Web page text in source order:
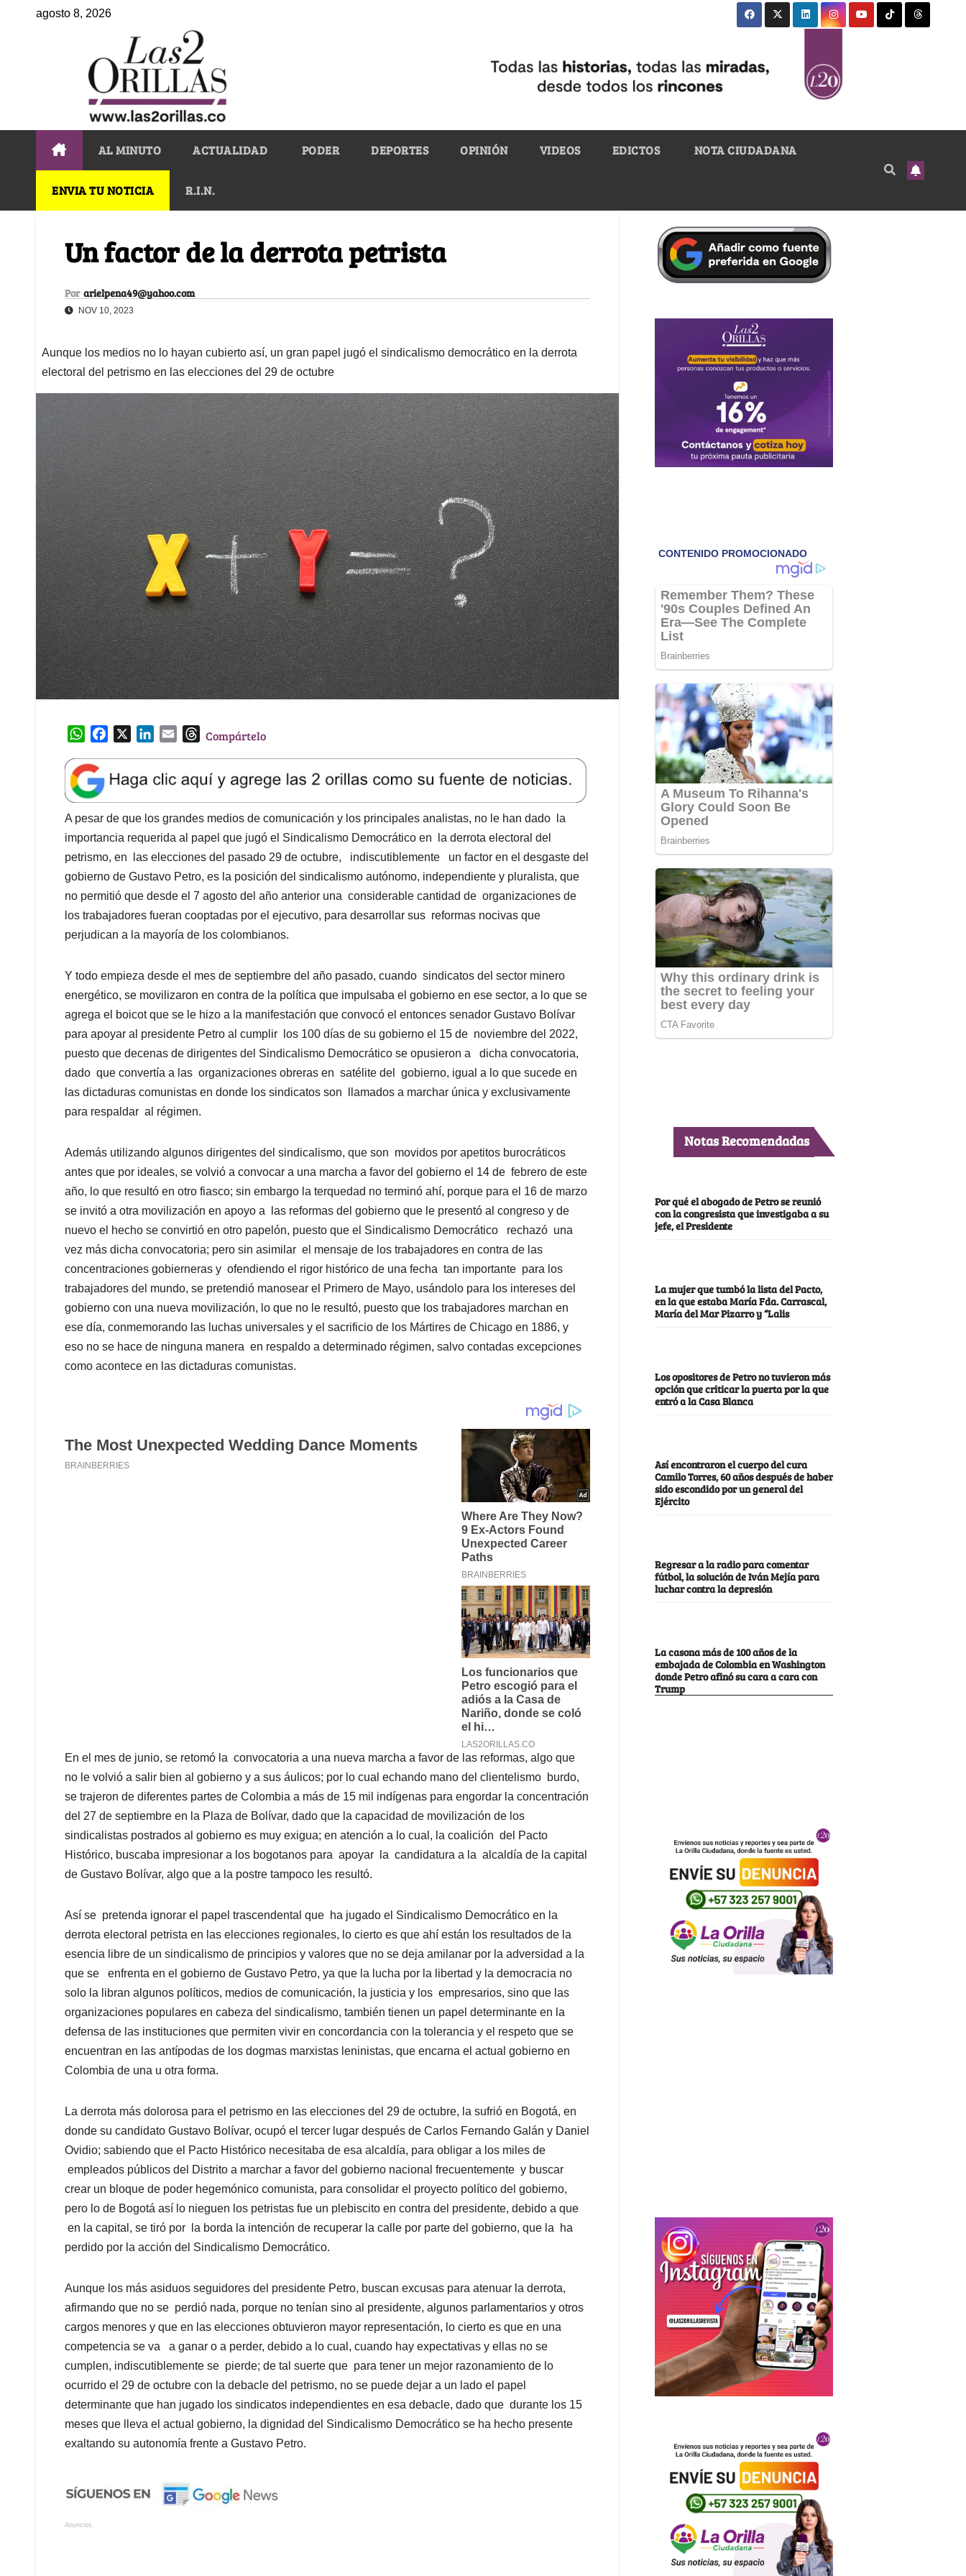
agosto 8, 2026
AL MINUTO ACTUALIDAD PODER DEPORTES OPINIÓN VIDEOS EDICTOS NOTA CIUDADANA
ENVIA TU NOTICIA R.I.N.
Un factor de la derrota petrista
Por arielpena49@yahoo.com
NOV 10, 2023
Aunque los medios no lo hayan cubierto así, un gran papel jugó el sindicalismo democrático en la derrota
electoral del petrismo en las elecciones del 29 de octubre
W
a
t
s
A
p
p
e
b
o
o
k
k
e
d
I
n
l
T
e
a
d
s
Compártelo
A pesar de que los grandes medios de comunicación y los principales analistas, no le han dado la
importancia requerida al papel que jugó el Sindicalismo Democrático en la derrota electoral del
petrismo, en las elecciones del pasado 29 de octubre, indiscutiblemente un factor en el desgaste del
gobierno de Gustavo Petro, es la posición del sindicalismo autónomo, independiente y pluralista, que
no permitió que desde el 7 agosto del año anterior una considerable cantidad de organizaciones de
los trabajadores fueran cooptadas por el ejecutivo, para desarrollar sus reformas nocivas que
perjudican a la mayoría de los colombianos.
Y todo empieza desde el mes de septiembre del año pasado, cuando sindicatos del sector minero
energético, se movilizaron en contra de la política que impulsaba el gobierno en ese sector, a lo que se
agrega el boicot que se le hizo a la manifestación que convocó el entonces senador Gustavo Bolívar
para apoyar al presidente Petro al cumplir los 100 días de su gobierno el 15 de noviembre del 2022,
puesto que decenas de dirigentes del Sindicalismo Democrático se opusieron a dicha convocatoria,
dado que convertía a las organizaciones obreras en satélite del gobierno, igual a lo que sucede en
las dictaduras comunistas en donde los sindicatos son llamados a marchar única y exclusivamente
para respaldar al régimen.
Además utilizando algunos dirigentes del sindicalismo, que son movidos por apetitos burocráticos
antes que por ideales, se volvió a convocar a una marcha a favor del gobierno el 14 de febrero de este
año, lo que resultó en otro fiasco; sin embargo la terquedad no terminó ahí, porque para el 16 de marzo
se invitó a otra movilización en apoyo a las reformas del gobierno que le presentó al congreso y de
nuevo el hecho se convirtió en otro papelón, puesto que el Sindicalismo Democrático rechazó una
vez más dicha convocatoria; pero sin asimilar el mensaje de los trabajadores en contra de las
concentraciones gobierneras y ofendiendo el rigor histórico de una fecha tan importante para los
trabajadores del mundo, se pretendió manosear el Primero de Mayo, usándolo para los intereses del
gobierno con una nueva movilización, lo que no le resultó, puesto que los trabajadores marchan en
ese día, conmemorando las luchas universales y el sacrificio de los Mártires de Chicago en 1886, y
eso no se hace de ninguna manera en respaldo a determinado régimen, salvo contadas excepciones
como acontece en las dictaduras comunistas.
En el mes de junio, se retomó la convocatoria a una nueva marcha a favor de las reformas, algo que
no le volvió a salir bien al gobierno y a sus áulicos; por lo cual echando mano del clientelismo burdo,
se trajeron de diferentes partes de Colombia a más de 15 mil indígenas para engordar la concentración
del 27 de septiembre en la Plaza de Bolívar, dado que la capacidad de movilización de los
sindicalistas postrados al gobierno es muy exigua; en atención a lo cual, la coalición del Pacto
Histórico, buscaba impresionar a los bogotanos para apoyar la candidatura a la alcaldía de la capital
de Gustavo Bolívar, algo que a la postre tampoco les resultó.
Así se pretenda ignorar el papel trascendental que ha jugado el Sindicalismo Democrático en la
derrota electoral petrista en las elecciones regionales, lo cierto es que ahí están los resultados de la
esencia libre de un sindicalismo de principios y valores que no se deja amilanar por la adversidad a la
que se enfrenta en el gobierno de Gustavo Petro, ya que la lucha por la libertad y la democracia no
solo la libran algunos políticos, medios de comunicación, la justicia y los empresarios, sino que las
organizaciones populares en cabeza del sindicalismo, también tienen un papel determinante en la
defensa de las instituciones que permiten vivir en concordancia con la tolerancia y el respeto que se
encuentran en las antípodas de los dogmas marxistas leninistas, que encarna el actual gobierno en
Colombia de una u otra forma.
La derrota más dolorosa para el petrismo en las elecciones del 29 de octubre, la sufrió en Bogotá, en
donde su candidato Gustavo Bolívar, ocupó el tercer lugar después de Carlos Fernando Galán y Daniel
Ovidio; sabiendo que el Pacto Histórico necesitaba de esa alcaldía, para obligar a los miles de
empleados públicos del Distrito a marchar a favor del gobierno nacional frecuentemente y buscar
crear un bloque de poder hegemónico comunista, para consolidar el proyecto político del gobierno,
pero lo de Bogotá así lo nieguen los petristas fue un plebiscito en contra del presidente, debido a que
en la capital, se tiró por la borda la intención de recuperar la calle por parte del gobierno, que la ha
perdido por la acción del Sindicalismo Democrático.
Aunque los más asiduos seguidores del presidente Petro, buscan excusas para atenuar la derrota,
afirmando que no se perdió nada, porque no tenían sino al presidente, algunos parlamentarios y otros
cargos menores y que en las elecciones obtuvieron mayor representación, lo cierto es que en una
competencia se va a ganar o a perder, debido a lo cual, cuando hay expectativas y ellas no se
cumplen, indiscutiblemente se pierde; de tal suerte que para tener un mejor razonamiento de lo
ocurrido el 29 de octubre con la debacle del petrismo, no se puede dejar a un lado el papel
determinante que han jugado los sindicatos independientes en esa debacle, dado que durante los 15
meses que lleva el actual gobierno, la dignidad del Sindicalismo Democrático se ha hecho presente
exaltando su autonomía frente a Gustavo Petro.
Anuncios.
Notas Recomendadas
Por qué el abogado de Petro se reunió
con la congresista que investigaba a su
jefe, el Presidente
La mujer que tumbó la lista del Pacto,
en la que estaba María Fda. Carrascal,
María del Mar Pizarro y “Lalis
Los opositores de Petro no tuvieron más
opción que criticar la puerta por la que
entró a la Casa Blanca
Así encontraron el cuerpo del cura
Camilo Torres, 60 años después de haber
sido escondido por un general del
Ejército
Regresar a la radio para comentar
fútbol, la solución de Iván Mejía para
luchar contra la depresión
La casona más de 100 años de la
embajada de Colombia en Washington
donde Petro afinó su cara a cara con
Trump